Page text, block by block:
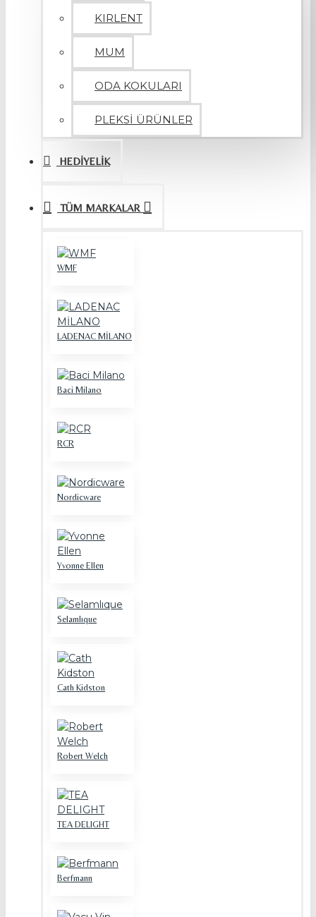
KIRLENT
MUM
ODA KOKULARI
PLEKSİ ÜRÜNLER
HEDİYELİK
TÜM MARKALAR
WMF
LADENAC MİLANO
Baci Milano
RCR
Nordicware
Yvonne Ellen
Selamlıque
Cath Kidston
Robert Welch
TEA DELIGHT
Berfmann